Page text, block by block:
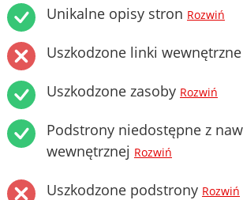
Unikalne opisy stron Rozwiń
Uszkodzone linki wewnętrzne
Uszkodzone zasoby Rozwiń
Podstrony niedostępne z
wewnętrznej Rozwiń
Uszkodzone podstrony Rozwiń